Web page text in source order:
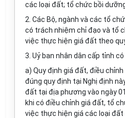
các loại đất; tổ chức bồi
2. Các Bộ, ngành và các tổ
có trách nhiệm chỉ đạo và tổ
việc thực hiện giá đất theo
3. Uỷ ban nhân dân cấp tỉnh
a) Quy định giá đất, điều
đúng quy định tại Nghị định
đất tại địa phương vào ngày
khi có điều chỉnh giá đất, tổ
việc thực hiện giá các loại đất